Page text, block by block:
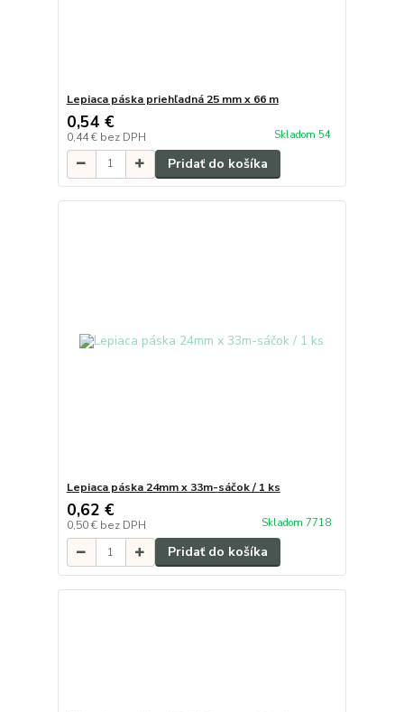
Lepiaca páska priehľadná 25 mm x 66 m
0,54 €
0,44 € bez DPH Skladom 54
Pridať do košíka
Lepiaca páska 24mm x 33m-sáčok / 1 ks
0,62 €
0,50 € bez DPH Skladom 7718
Pridať do košíka